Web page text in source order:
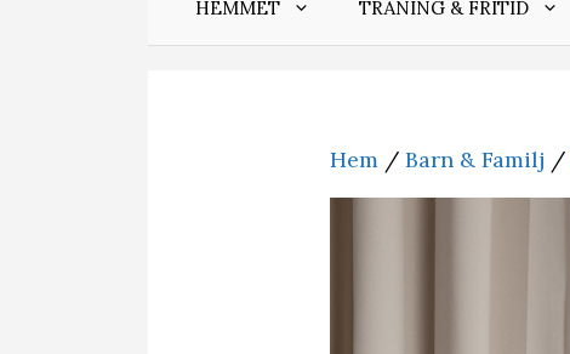
HEMMET TRÄNING & FRITID
Hem / Barn & Familj /